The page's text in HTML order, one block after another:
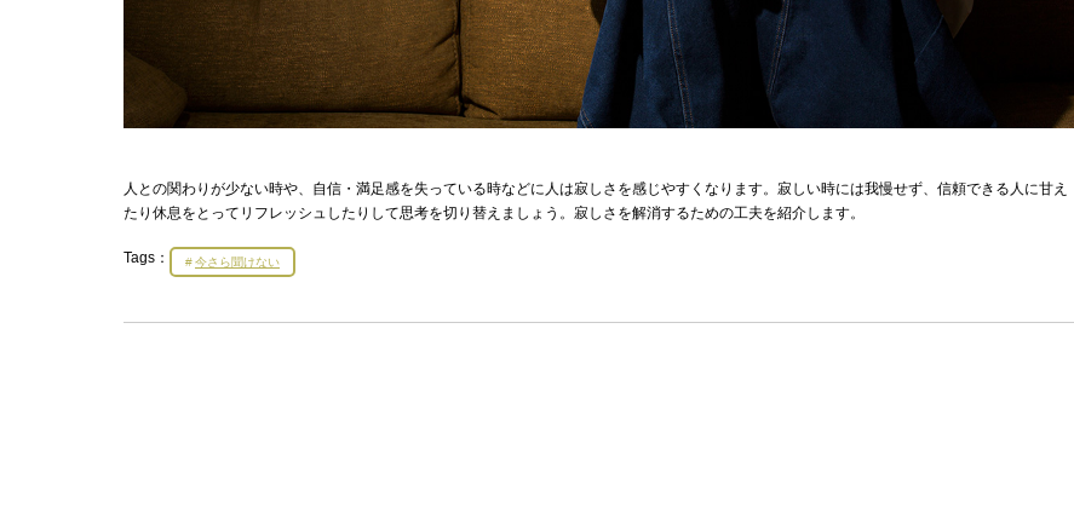
人との関わりが少ない時や、自信・満足感を失っている時などに人は寂しさを感じやすくなります。寂しい時には我慢せず、信頼できる人に甘え
たり休息をとってリフレッシュしたりして思考を切り替えましょう。寂しさを解消するための工夫を紹介します。
Tags： 今さら聞けない